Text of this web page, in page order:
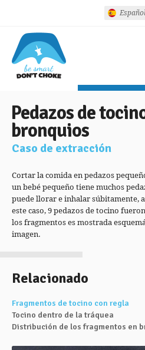
Pedazos de
bronquios
Caso de extracción
Cortar la comida en pedazos
un bebé pequeño tiene muchos
puede llorar e inhalar súbitamente,
este caso, 9 pedazos de tocino
los fragmentos es mostrada
imagen.
Relacionado
Fragmentos de tocino con regla
Tocino dentro de la tráquea
Distribución de los fragmentos en